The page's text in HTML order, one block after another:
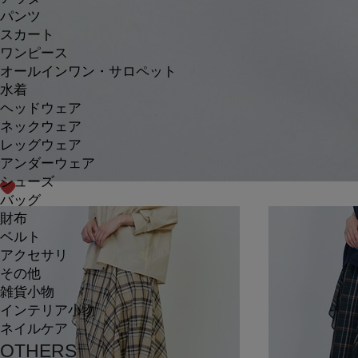
パンツ
スカート
ワンピース
オールインワン・サロペット
水着
ヘッドウェア
ネックウェア
レッグウェア
アンダーウェア
シューズ
バッグ
財布
ベルト
アクセサリ
その他
雑貨小物
インテリア小物
ネイルケア
OTHERS